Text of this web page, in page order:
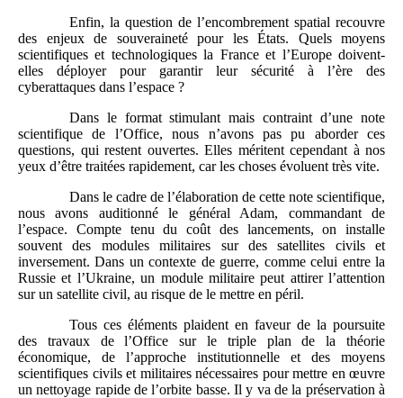
Enfin, la question de l’encombrement spatial recouvre
des enjeux de souveraineté pour les États. Quels moyens
scientifiques et technologiques la France et l’Europe doivent-
elles déployer pour garantir leur sécurité à l’ère des
cyberattaques dans l’espace ?
Dans le format stimulant mais contraint d’une note
scientifique de l’Office, nous n’avons pas pu aborder ces
questions, qui restent ouvertes. Elles méritent cependant à nos
yeux d’être traitées rapidement, car les choses évoluent très vite.
Dans le cadre de l’élaboration de cette note scientifique,
nous avons auditionné le général Adam, commandant de
l’espace. Compte tenu du coût des lancements, on installe
souvent des modules militaires sur des satellites civils et
inversement. Dans un contexte de guerre, comme celui entre la
Russie et l’Ukraine, un module militaire peut attirer l’attention
sur un satellite civil, au risque de le mettre en péril.
Tous ces éléments plaident en faveur de la poursuite
des travaux de l’Office sur le triple plan de la théorie
économique, de l’approche institutionnelle et des moyens
scientifiques civils et militaires nécessaires pour mettre en œuvre
un nettoyage rapide de l’orbite basse. Il y va de la préservation à